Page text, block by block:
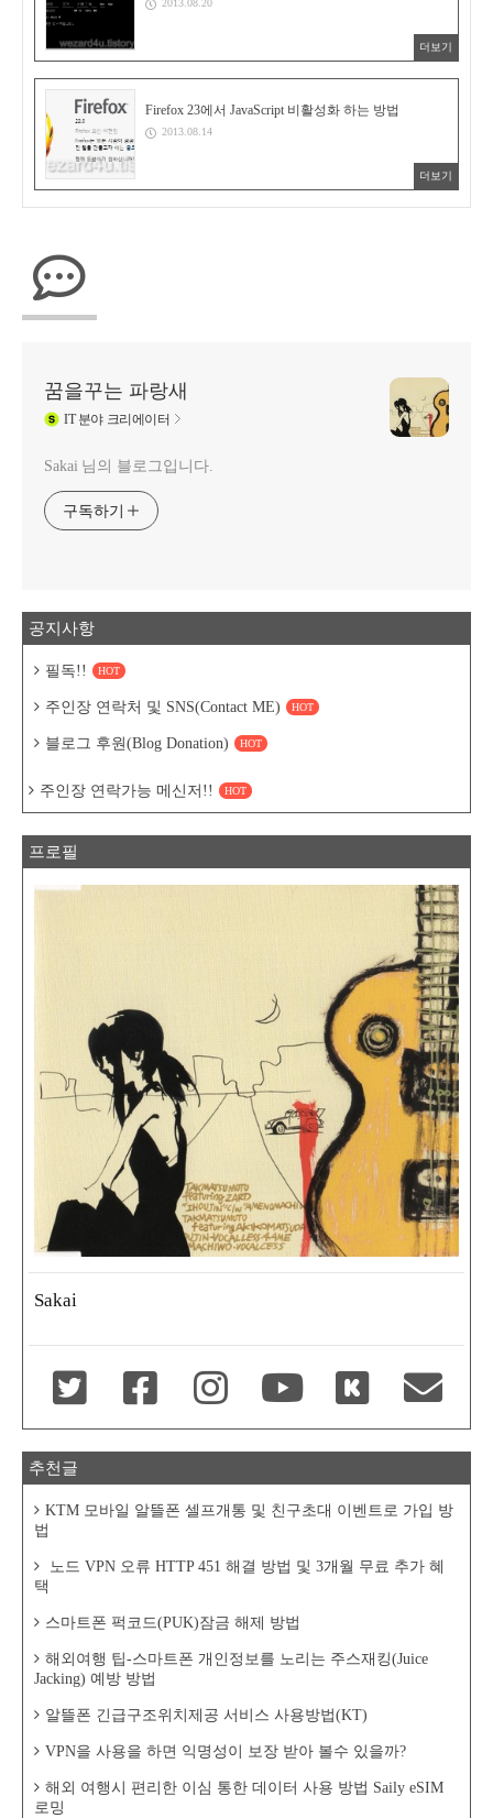
2013.08.20
더보기
Firefox 23에서 JavaScript 비활성화 하는 방법
2013.08.14
더보기
꿈을꾸는 파랑새
IT분야 크리에이터
Sakai 님의 블로그입니다.
구독하기
공지사항
필독!! HOT
주인장 연락처 및 SNS(Contact ME) HOT
블로그 후원(Blog Donation) HOT
주인장 연락가능 메신저!! HOT
프로필
Sakai
추천글
KTM 모바일 알뜰폰 셀프개통 및 친구초대 이벤트로 가입 방
법
노드 VPN 오류 HTTP 451 해결 방법 및 3개월 무료 추가 혜
택
스마트폰 퍽코드(PUK)잠금 해제 방법
해외여행 팁-스마트폰 개인정보를 노리는 주스재킹(Juice
Jacking) 예방 방법
알뜰폰 긴급구조위치제공 서비스 사용방법(KT)
VPN을 사용을 하면 익명성이 보장 받아 볼수 있을까?
해외 여행시 편리한 이심 통한 데이터 사용 방법 Saily eSIM
로밍